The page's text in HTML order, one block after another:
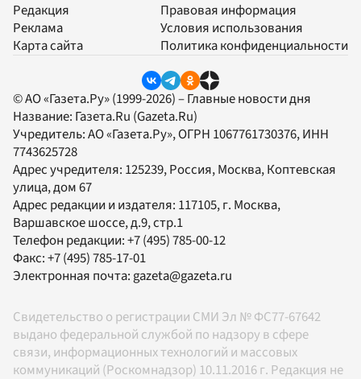
Редакция
Реклама
Карта сайта
Правовая информация
Условия использования
Политика конфиденциальности
© АО «Газета.Ру» (1999-2026) – Главные новости дня
Название: Газета.Ru (Gazeta.Ru)
Учредитель:АО «Газета.Ру», ОГРН 1067761730376, ИНН
7743625728
Адрес учредителя: 125239, Россия, Москва, Коптевская
улица, дом 67
Адрес редакции и издателя: 117105, г. Москва,
Варшавское шоссе, д.9, стр.1
Телефон редакции:+7 (495) 785-00-12
Факс:+7 (495) 785-17-01
Электронная почта:gazeta@gazeta.ru
Свидетельство о регистрации СМИ Эл № ФС77-67642
выдано федеральной службой по надзору в сфере
связи, информационных технологий и массовых
коммуникаций (Роскомнадзор) 10.11.2016 г. Редакция не